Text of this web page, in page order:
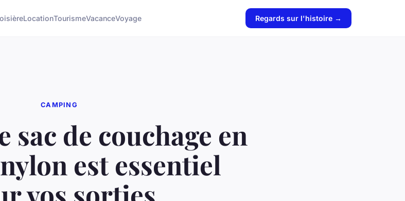
LocationTourismeVacanceVoyage Regards sur l'histoire →
CAMPING
sac de couchage en
est essentiel